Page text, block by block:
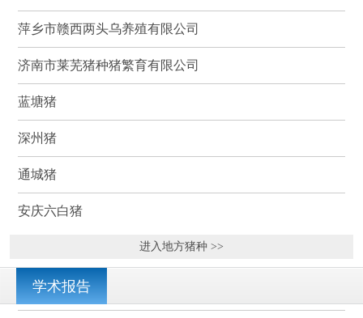
萍乡市赣西两头乌养殖有限公司
济南市莱芜猪种猪繁育有限公司
蓝塘猪
深州猪
通城猪
安庆六白猪
进入地方猪种 >>
学术报告